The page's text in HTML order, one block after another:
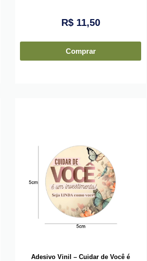
R$11,50
Comprar
Adesivo Vinil – Cuidar de Você é